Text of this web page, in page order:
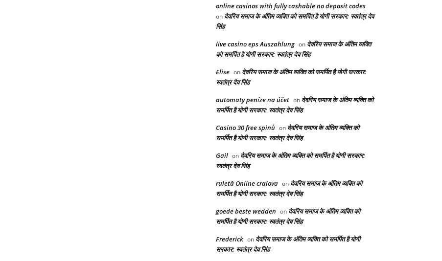
online casinos with fully cashable no deposit codes
on देवरिय समाज के अंतिम व्यक्ति को समर्पित है योगी सरकार: स्वतंत्र देव
सिंह
live casino eps Auszahlung on देवरिय समाज के अंतिम व्यक्ति
को समर्पित है योगी सरकार: स्वतंत्र देव सिंह
Elise on देवरिय समाज के अंतिम व्यक्ति को समर्पित है योगी सरकार:
स्वतंत्र देव सिंह
automaty peníze na účet on देवरिय समाज के अंतिम व्यक्ति को
समर्पित है योगी सरकार: स्वतंत्र देव सिंह
Casino 30 free spinů on देवरिय समाज के अंतिम व्यक्ति को
समर्पित है योगी सरकार: स्वतंत्र देव सिंह
Gail on देवरिय समाज के अंतिम व्यक्ति को समर्पित है योगी सरकार:
स्वतंत्र देव सिंह
ruletă Online craiova on देवरिय समाज के अंतिम व्यक्ति को
समर्पित है योगी सरकार: स्वतंत्र देव सिंह
goede beste wedden on देवरिय समाज के अंतिम व्यक्ति को
समर्पित है योगी सरकार: स्वतंत्र देव सिंह
Frederick on देवरिय समाज के अंतिम व्यक्ति को समर्पित है योगी
सरकार: स्वतंत्र देव सिंह